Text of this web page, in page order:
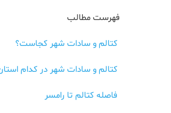
فهرست مطالب
کتالم و سادات‌ شهر کجاست؟
کتالم و سادات‌ شهر در کدام
فاصله کتالم تا رامسر